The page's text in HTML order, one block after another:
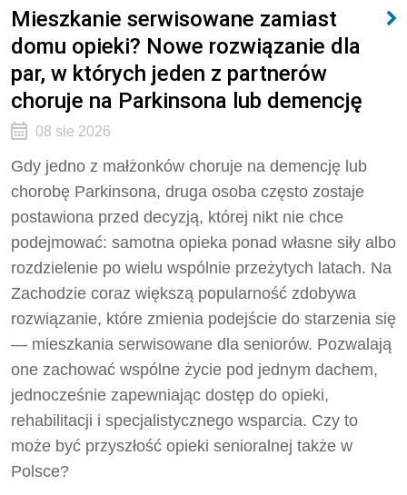
Mieszkanie serwisowane zamiast
domu opieki? Nowe rozwiązanie dla
par, w których jeden z partnerów
choruje na Parkinsona lub demencję
08 sie 2026
Gdy jedno z małżonków choruje na demencję lub
chorobę Parkinsona, druga osoba często zostaje
postawiona przed decyzją, której nikt nie chce
podejmować: samotna opieka ponad własne siły albo
rozdzielenie po wielu wspólnie przeżytych latach. Na
Zachodzie coraz większą popularność zdobywa
rozwiązanie, które zmienia podejście do starzenia się
— mieszkania serwisowane dla seniorów. Pozwalają
one zachować wspólne życie pod jednym dachem,
jednocześnie zapewniając dostęp do opieki,
rehabilitacji i specjalistycznego wsparcia. Czy to
może być przyszłość opieki senioralnej także w
Polsce?